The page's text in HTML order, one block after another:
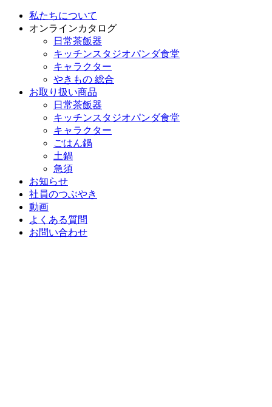
私たちについて
オンラインカタログ
日常茶飯器
キッチンスタジオパンダ食堂
キャラクター
やきもの 総合
お取り扱い商品
日常茶飯器
キッチンスタジオパンダ食堂
キャラクター
ごはん鍋
土鍋
急須
お知らせ
社員のつぶやき
動画
よくある質問
お問い合わせ